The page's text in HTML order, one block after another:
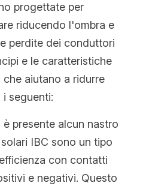
progettate per
riducendo l'ombra e
perdite dei conduttori
e le caratteristiche
che aiutano a ridurre
seguenti:
presente alcun nastro
IBC sono un tipo
con contatti
e negativi. Questo